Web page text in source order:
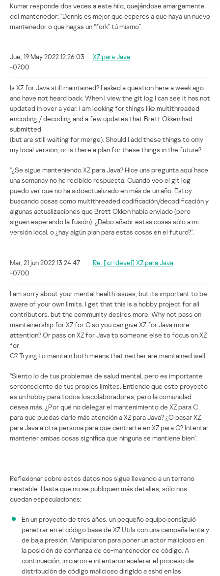
Kumar responde dos veces a este hilo, quejándose amargamente
del mantenedor: “Dennis es mejor que esperes a que haya un nuevo
mantenedor o que hagas un “fork” tú mismo”.
Jue, 19 May 2022 12:26:03
-0700
XZ para Java
Is XZ for Java still maintained? I asked a question here a week ago
and have not heard back. When I view the git log I can see it has not
updated in over a year. I am looking for things like multithreaded
encoding / decoding and a few updates that Brett Okken had
submitted
(but are still waiting for merge). Should I add these things to only
my local version, or is there a plan for these things in the future?
“¿Se sigue manteniendo XZ para Java? Hice una pregunta aquí hace
una semanay no he recibido respuesta. Cuando veo el git log
puedo ver que no ha sidoactualizado en más de un año. Estoy
buscando cosas como multithreaded codificación/decodificación y
algunas actualizaciones que Brett Okken había enviado (pero
siguen esperando la fusión). ¿Debo añadir estas cosas sólo a mi
versión local, o ¿hay algún plan para estas cosas en el futuro?”.
Mar, 21 jun 2022 13:24:47
-0700
Re: [xz-devel] XZ para Java
I am sorry about your mental health issues, but its important to be
aware of your own limits. I get that this is a hobby project for all
contributors, but the community desires more. Why not pass on
maintainership for XZ for C so you can give XZ for Java more
attention? Or pass on XZ for Java to someone else to focus on XZ
for
C? Trying to maintain both means that neither are maintained well.
“Siento lo de tus problemas de salud mental, pero es importante
serconsciente de tus propios límites. Entiendo que este proyecto
es un hobby para todos loscolaboradores, pero la comunidad
desea más. ¿Por qué no delegar el mantenimiento de XZ para C
para que puedas darle más atención a XZ para Java? ¿O pasar XZ
para Java a otra persona para que centrarte en XZ para C? Intentar
mantener ambas cosas significa que ninguna se mantiene bien”.
Reflexionar sobre estos datos nos sigue llevando a un terreno
inestable. Hasta que no se publiquen más detalles, sólo nos
quedan especulaciones:
En un proyecto de tres años, un pequeño equipo consiguió
penetrar en el código base de XZ Utils con una campaña lenta y
de baja presión. Manipularon para poner un actor malicioso en
la posición de confianza de co-mantenedor de código. A
continuación, iniciaron e intentaron acelerar el proceso de
distribución de código malicioso dirigido a sshd en las